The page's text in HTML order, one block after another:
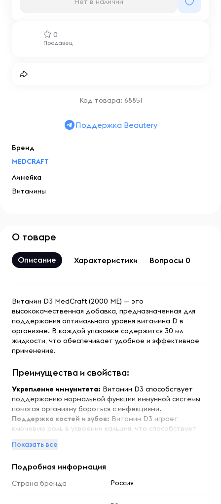
0
Продавец
Код товара: 68851
Поддержка Beautery
Бренд
MEDCRAFT
Линейка
Витамины
О товаре
Описание Характеристики Вопросы 0
Витамин D3 MedCraft (2000 МЕ) — это
высококачественная добавка, предназначенная для
поддержания оптимального уровня витамина D в
организме. В каждой упаковке содержится 30 мл
жидкости, что обеспечивает удобное и эффективное
применение.
Преимущества и свойства:
Укрепление иммунитета: Витамин D3 способствует
поддержанию нормальной функции иммунной системы,
помогая организму бороться с инфекциями.
Поддержка костей и зубов: Витамин D3 играет
ключевую роль в усвоении кальция, что способствует
Здоровье сердечно-сосудистой системы:
системы, способствуя нормализации артериального
Поддержка мышечной функции:Витамин D3 важен для
Показать все
Подробная информация
Страна бренда Россия